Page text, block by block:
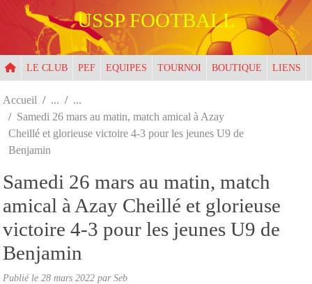
USSP FOOTBALL
LE CLUB PEF EQUIPES TOURNOI BOUTIQUE LIENS
Accueil
Samedi 26 mars au matin, match amical à Azay
Cheillé et glorieuse victoire 4-3 pour les jeunes U9 de
Benjamin
Samedi 26 mars au matin, match
amical à Azay Cheillé et glorieuse
victoire 4-3 pour les jeunes U9 de
Benjamin
Publié le 28 mars 2022 parSeb
Panneau de gestion des cookies